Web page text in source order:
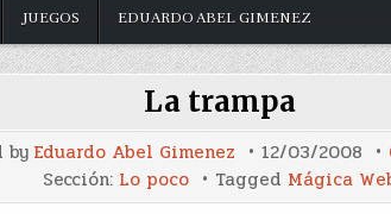
JUEGOS EDUARDO ABEL GIMENEZ
La trampa
by Eduardo Abel Gimenez 12/03/2008
Sección: Lo poco Tagged Mágica